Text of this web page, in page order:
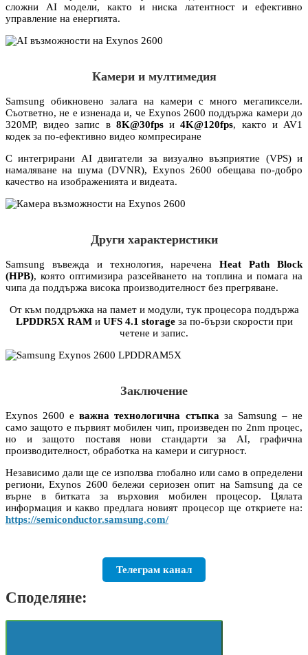
сложни AI модели, както и ниска латентност и ефективно
управление на енергията.
Камери и мултимедия
Samsung обикновено залага на камери с много мегапиксели.
Съответно, не е изненада и, че Exynos 2600 поддържа камери до
320MP, видео запис в 8K@30fpsи4K@120fps, както и AV1
кодек за по-ефективно видео компресиране
С интегрирани AI двигатели за визуално възприятие (VPS) и
намаляване на шума (DVNR), Exynos 2600 обещава по-добро
качество на изображенията и видеата.
Други характеристики
Samsung въвежда и технология, нареченаHeat Path Block
(HPB), която оптимизира разсейването на топлина и помага на
чипа да поддържа висока производителност без прегряване.
От към поддръжка на памет и модули, тук процесора поддържа
LPDDR5X RAMи UFS 4.1 storageза по-бързи скорости при
четене и запис.
Заключение
Exynos 2600 еважна технологична стъпказа Samsung – не
само защото е първият мобилен чип, произведен по 2nm процес,
но и защото поставя нови стандарти за AI, графична
производителност, обработка на камери и сигурност.
Независимо дали ще се използва глобално или само в определени
региони, Exynos 2600 бележи сериозен опит на Samsung да се
върне в битката за върховия мобилен процесор. Цялата
информация и какво предлага новият процесор ще откриете на:
https://semiconductor.samsung.com/
Телеграм канал
Споделяне: